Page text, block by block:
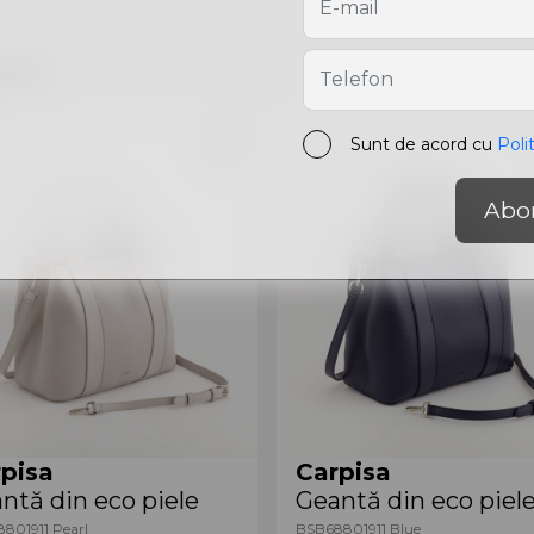
din eco piele
Pearl
Carpisa
Geantă din eco piele
BSB68801911 Blue
Sunt de acord cu